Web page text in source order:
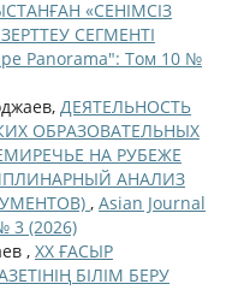
«СЕНІМСІЗ
СЕГМЕНТІ
Panorama": Том 10 №
ДЕЯТЕЛЬНОСТЬ
ОБРАЗОВАТЕЛЬНЫХ
НА РУБЕЖЕ
АНАЛИЗ
, Asian Journal
3 (2026)
, ХХ ҒАСЫР
БІЛІМ БЕРУ